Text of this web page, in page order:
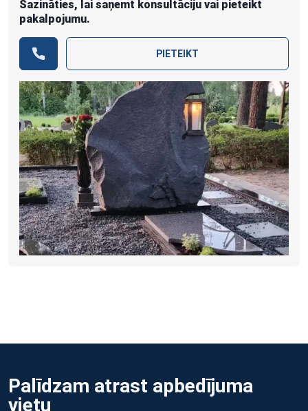
Sazināties, lai saņemt konsultāciju vai pieteikt
pakalpojumu.
PIETEIKT
Palīdzam atrast apbedījuma
vietu